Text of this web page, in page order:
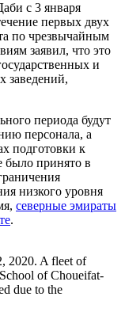
с 3 января
первых двух
по чрезвычайным
заявил, что это
и
заведений,
периода будут
персонала, а
подготовки к
было принято в
низкого уровня
северные эмираты
.
2020. A fleet of
of Choueifat-
due to the